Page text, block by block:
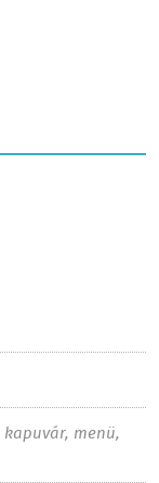
kapuvár, menü,